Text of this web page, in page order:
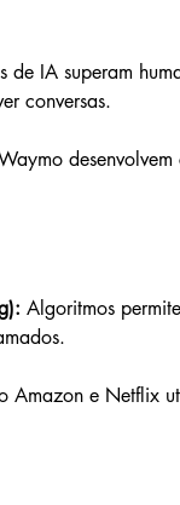
de IA superam
conversas.
Algoritmos
Amazon e Netflix